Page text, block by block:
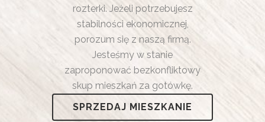
rozterki. Jeżeli potrzebujesz
stabilności ekonomicznej,
porozum się z naszą firmą.
Jesteśmy w stanie
zaproponować bezkonfliktowy
skup mieszkań za gotówkę.
SPRZEDAJ MIESZKANIE